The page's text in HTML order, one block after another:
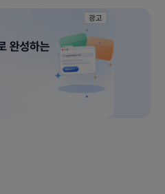
광고